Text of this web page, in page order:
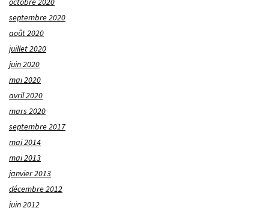
septembre 2020
août 2020
juillet 2020
juin 2020
mai 2020
avril 2020
mars 2020
septembre 2017
mai 2014
mai 2013
janvier 2013
décembre 2012
juin 2012